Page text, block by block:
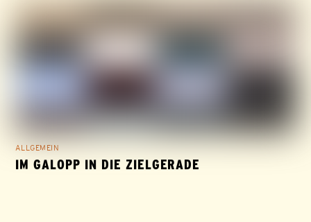
ALLGEMEIN
IM GALOPP IN DIE ZIELGERADE